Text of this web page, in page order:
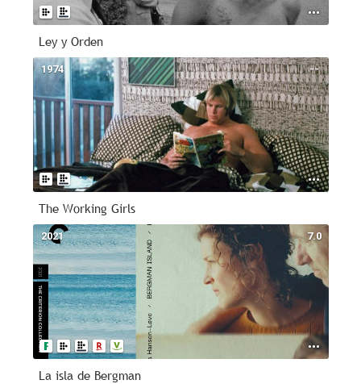
Ley y Orden
--
1974
The Working Girls
7.0
2021
La isla de Bergman